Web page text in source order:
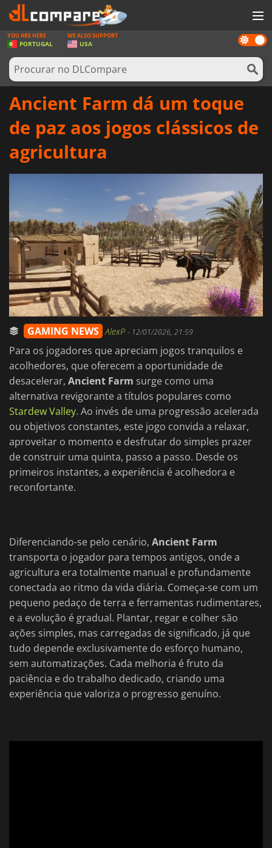
JOGOS
GAME CARDS
SOFTWARE
HARDWARE
NOTÍCIAS
Dark
mode
YOU ARE HERE
PORTUGAL
WE ALSO SUPPORT
USA
Ancient Farm dá um toque
de paz aos jogos clássicos de
agricultura
GAMING NEWS AlexP - 12/01/2026, 21:59
Para os jogadores que apreciam jogos tranquilos e
acolhedores, que oferecem a oportunidade de
desacelerar, Ancient Farm surge como uma
alternativa revigorante a títulos populares como
Stardew Valley. Ao invés de uma progressão acelerada
ou objetivos constantes, este jogo convida a relaxar,
aproveitar o momento e desfrutar do simples prazer
de construir uma quinta, passo a passo. Desde os
primeiros instantes, a experiência é acolhedora e
reconfortante.
Diferenciando-se pelo cenário, Ancient Farm
transporta o jogador para tempos antigos, onde a
agricultura era totalmente manual e profundamente
conectada ao ritmo da vida diária. Começa-se com um
pequeno pedaço de terra e ferramentas rudimentares,
e a evolução é gradual. Plantar, regar e colher são
ações simples, mas carregadas de significado, já que
tudo depende exclusivamente do esforço humano,
sem automatizações. Cada melhoria é fruto da
paciência e do trabalho dedicado, criando uma
experiência que valoriza o progresso genuíno.